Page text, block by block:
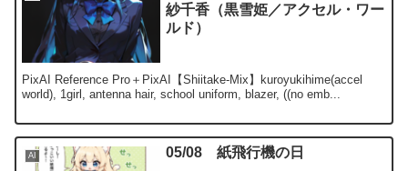
紗千香（黒雪姫／アクセル・ワー
ルド）
PixAI Reference Pro＋PixAI【Shiitake-Mix】kuroyukihime(accel
world), 1girl, antenna hair, school uniform, blazer, ((no emb...
AI 05/08 紙飛行機の日